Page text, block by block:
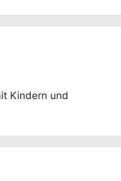
Kindern und